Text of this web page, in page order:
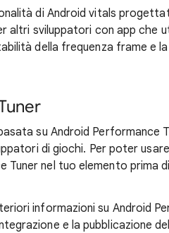
di Android vitals
altri sviluppatori con app che
della frequenza frame e
su Android Performance
di giochi. Per poter
nel tuo elemento prima
informazioni su Android
e la pubblicazione